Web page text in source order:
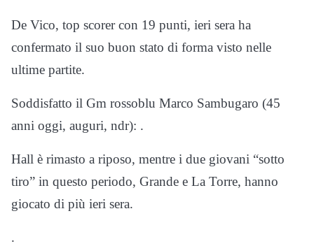
De Vico, top scorer con 19 punti, ieri sera ha
confermato il suo buon stato di forma visto nelle
ultime partite.
Soddisfatto il Gm rossoblu Marco Sambugaro (45
anni oggi, auguri, ndr): .
Hall è rimasto a riposo, mentre i due giovani “sotto
tiro” in questo periodo, Grande e La Torre, hanno
giocato di più ieri sera.
.